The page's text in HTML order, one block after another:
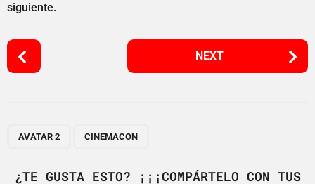
siguiente.
P
o
NEXT
AVATAR 2 CINEMACON
¿TE GUSTA ESTO? ¡¡¡COMPÁRTELO CON TUS